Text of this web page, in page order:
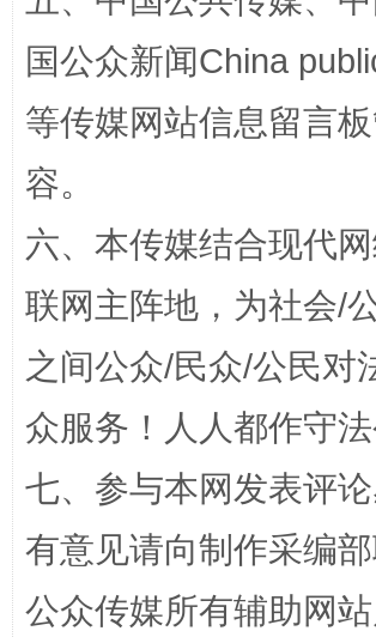
招工难、用工荒背后
国公众新闻China
等传媒网站信息留言
容。
六、本传媒结合现代
联网主阵地，为社会/
之间公众/民众/公民对
众服务！人人都作守法
七、参与本网发表评
有意见请向制作采编
公众传媒所有辅助网